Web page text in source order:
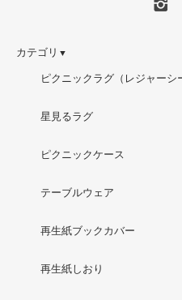
カテゴリ ▼
ピクニックラグ（レジャーシ
星見るラグ
ピクニックケース
テーブルウェア
再生紙ブックカバー
再生紙しおり